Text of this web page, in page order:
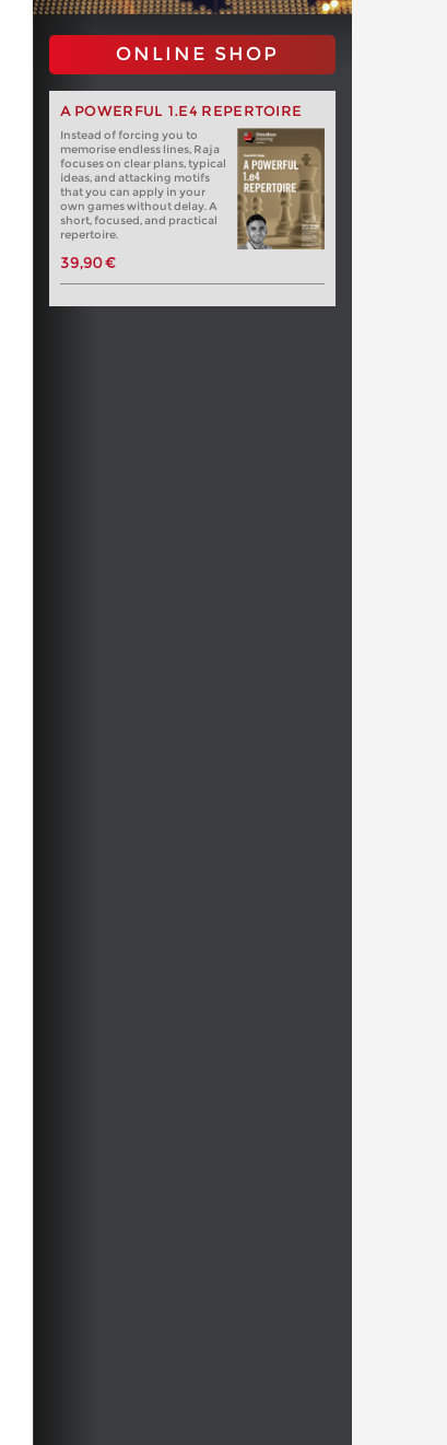
ONLINE SHOP
A POWERFUL 1.E4 REPERTOIRE
Instead of forcing you to
memorise endless lines, Raja
focuses on clear plans, typical
ideas, and attacking motifs
that you can apply in your
own games without delay. A
short, focused, and practical
repertoire.
39,90 €